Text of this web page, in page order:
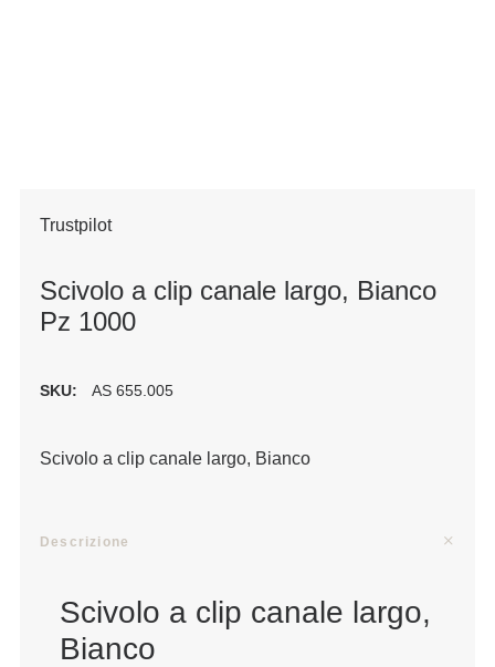
Trustpilot
Scivolo a clip canale largo, Bianco
Pz 1000
SKU: AS 655.005
Scivolo a clip canale largo, Bianco
Descrizione
Scivolo a clip canale largo,
Bianco